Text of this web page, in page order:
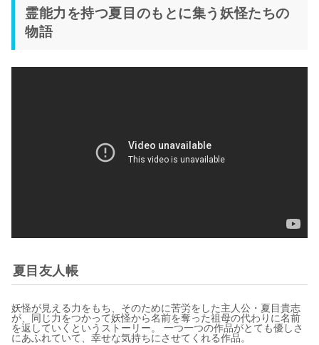
霊能力を持つ夏目のもとに集う妖怪たちの
物語
夏目友人帳
妖怪が見える力をもち、そのために苦労をした主人公・夏目貴志
が、同じ力をつかって妖怪から名前を奪った祖母の代わりに名前
を返していくというストーリー。 一つ一つの作品がとても優しさ
にあふれていて、幸せな気持ちにさせてくれる作品。